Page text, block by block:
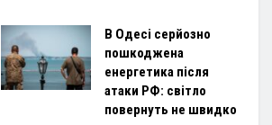
В Одесі серйозно
пошкоджена
енергетика після
атаки РФ: світло
повернуть не швидко